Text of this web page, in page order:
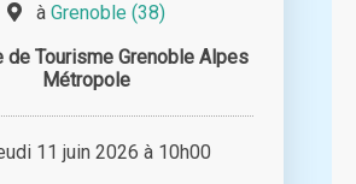
à Grenoble (38)
de Tourisme Grenoble Alpes
Métropole
11 juin 2026 à 10h00